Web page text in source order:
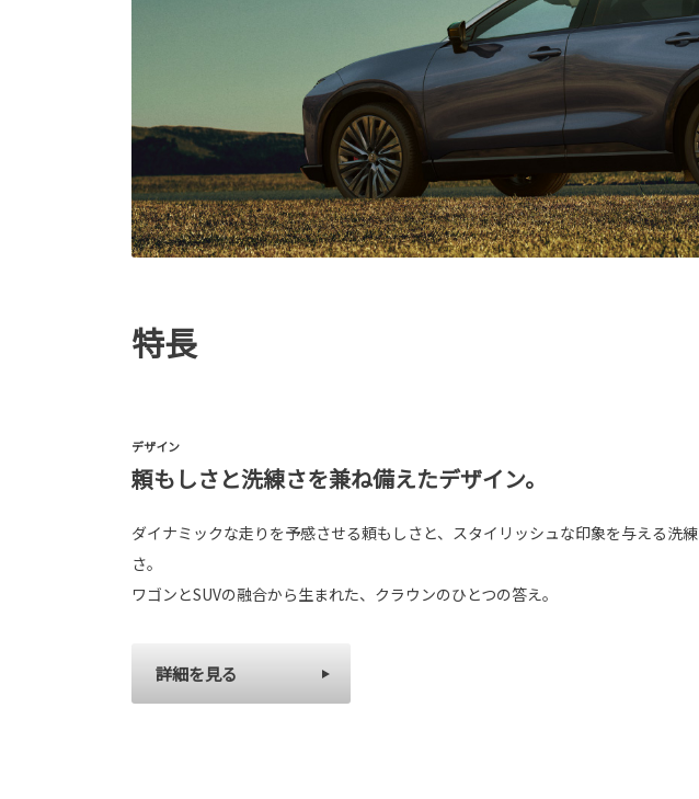
特長
デザイン
頼もしさと洗練さを兼ね備えたデザイン。
ダイナミックな走りを予感させる頼もしさと、スタイリッシュな印象を与える洗練
さ。
ワゴンとSUVの融合から生まれた、クラウンのひとつの答え。
詳細を見る